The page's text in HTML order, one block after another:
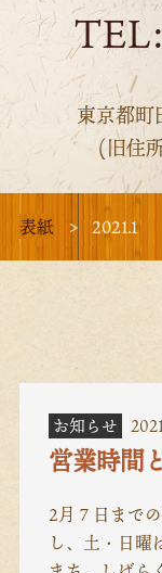
東京都町
(旧住
表紙 2021.1
お知らせ
営業時間
2月７日まで
し、土・日曜